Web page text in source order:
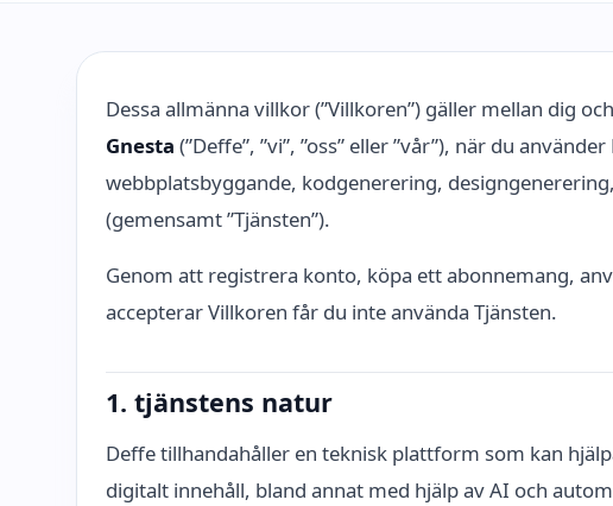
Dessa allmänna villkor (”Villkoren”) gäller mellan dig och
Gnesta (”Deffe”, ”vi”, ”oss” eller ”vår”), när du
webbplatsbyggande, kodgenerering,
(gemensamt ”Tjänsten”).
Genom att registrera konto, köpa ett abonnemang,
accepterar Villkoren får du inte använda Tjänsten.
1. tjänstens natur
Deffe tillhandahåller en teknisk plattform som kan
digitalt innehåll, bland annat med hjälp av AI och